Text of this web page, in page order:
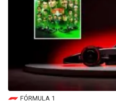
FÓRMULA 1